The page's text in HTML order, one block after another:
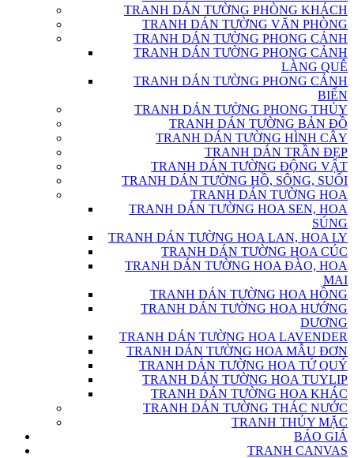
TRANH DÁN TƯỜNG PHÒNG KHÁCH
TRANH DÁN TƯỜNG VĂN PHÒNG
TRANH DÁN TƯỜNG PHONG CẢNH
TRANH DÁN TƯỜNG PHONG CẢNH
LÀNG QUÊ
TRANH DÁN TƯỜNG PHONG CẢNH
BIỂN
TRANH DÁN TƯỜNG PHONG THỦY
TRANH DÁN TƯỜNG BẢN ĐỒ
TRANH DÁN TƯỜNG HÌNH CÂY
TRANH DÁN TRẦN ĐẸP
TRANH DÁN TƯỜNG ĐỘNG VẬT
TRANH DÁN TƯỜNG HỒ, SÔNG, SUỐI
TRANH DÁN TƯỜNG HOA
TRANH DÁN TƯỜNG HOA SEN, HOA
SÚNG
TRANH DÁN TƯỜNG HOA LAN, HOA LY
TRANH DÁN TƯỜNG HOA CÚC
TRANH DÁN TƯỜNG HOA ĐÀO, HOA
MAI
TRANH DÁN TƯỜNG HOA HỒNG
TRANH DÁN TƯỜNG HOA HƯỚNG
DƯƠNG
TRANH DÁN TƯỜNG HOA LAVENDER
TRANH DÁN TƯỜNG HOA MẪU ĐƠN
TRANH DÁN TƯỜNG HOA TỨ QUÝ
TRANH DÁN TƯỜNG HOA TUYLIP
TRANH DÁN TƯỜNG HOA KHÁC
TRANH DÁN TƯỜNG THÁC NƯỚC
TRANH THỦY MẶC
BÁO GIÁ
TRANH CANVAS